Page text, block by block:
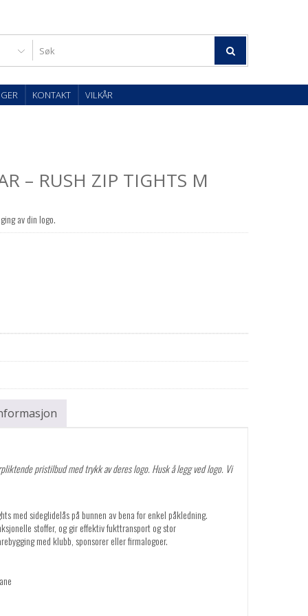
KONTAKT VILKÅR
– RUSH ZIP TIGHTS M
av din logo.
pristilbud med trykk av deres logo. Husk å legg ved logo. Vi
med sideglidelås på bunnen av bena for enkel påkledning.
stoffer, og gir effektiv fukttransport og stor
med klubb, sponsorer eller firmalogoer.